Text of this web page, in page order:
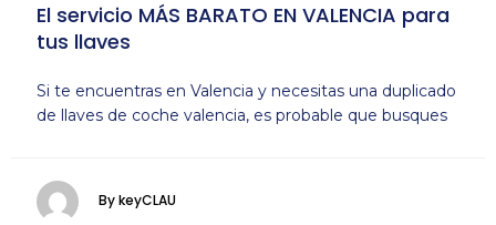
El servicio MÁS BARATO EN VALENCIA para
tus llaves
Si te encuentras en Valencia y necesitas una duplicado
de llaves de coche valencia, es probable que busques
By keyCLAU